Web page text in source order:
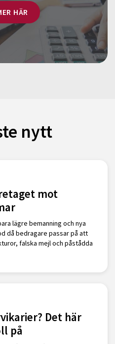
HÄR
nytt
mot
lägre bemanning och nya
då bedragare passar på att
falska mejl och påstådda
Det här
på